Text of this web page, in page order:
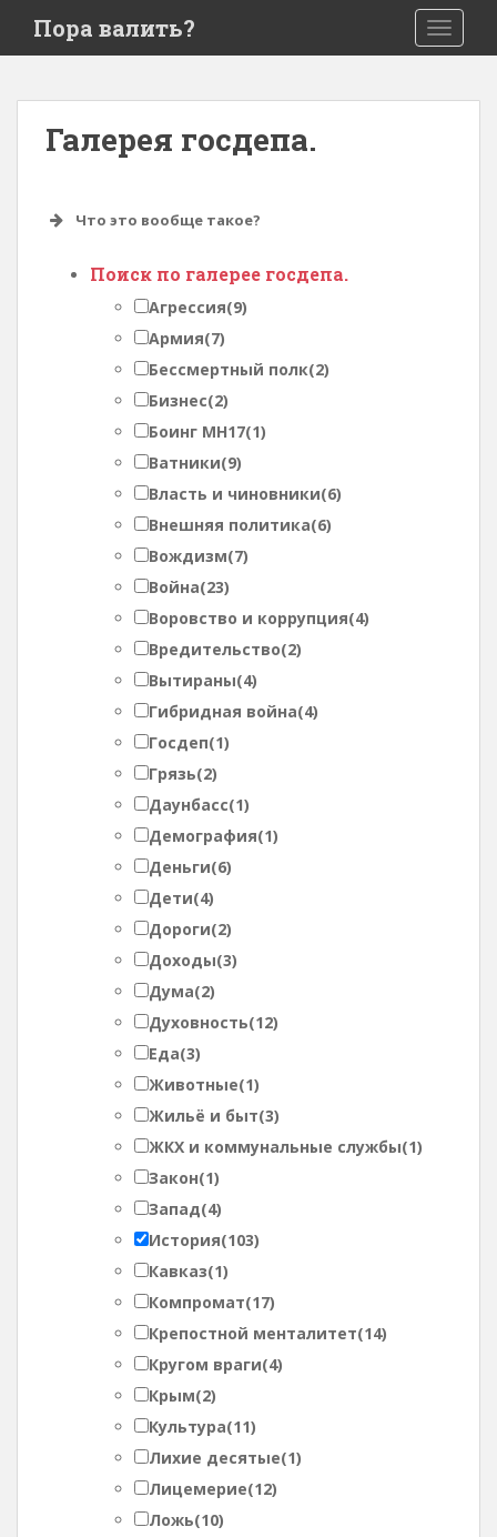
i
Пора валить?
Галерея госдепа.
Что это вообще такое?
Поиск по галерее госдепа.
Агрессия(9)
Армия(7)
Бессмертный полк(2)
Бизнес(2)
Боинг MH17(1)
Ватники(9)
Власть и чиновники(6)
Внешняя политика(6)
Вождизм(7)
Война(23)
Воровство и коррупция(4)
Вредительство(2)
Вытираны(4)
Гибридная война(4)
Госдеп(1)
Грязь(2)
Даунбасс(1)
Демография(1)
Деньги(6)
Дети(4)
Дороги(2)
Доходы(3)
Дума(2)
Духовность(12)
Еда(3)
Животные(1)
Жильё и быт(3)
ЖКХ и коммунальные службы(1)
Закон(1)
Запад(4)
История(103)
Кавказ(1)
Компромат(17)
Крепостной менталитет(14)
Кругом враги(4)
Крым(2)
Культура(11)
Лихие десятые(1)
Лицемерие(12)
Ложь(10)